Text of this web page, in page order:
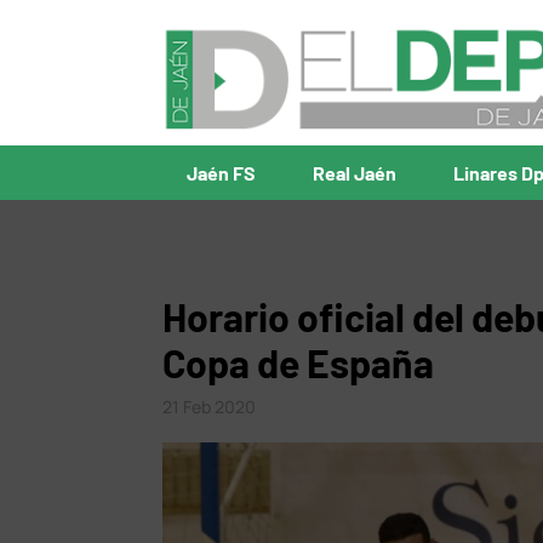
Jaén FS Real Jaén Linares
Horario oficial del
Copa de España